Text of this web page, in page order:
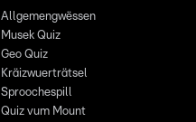
Allgemengwëssen
Musek Quiz
Geo Quiz
Kräizwuerträtsel
Sproochespill
Quiz vum Mount